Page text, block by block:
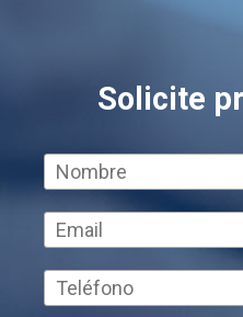
Solicite